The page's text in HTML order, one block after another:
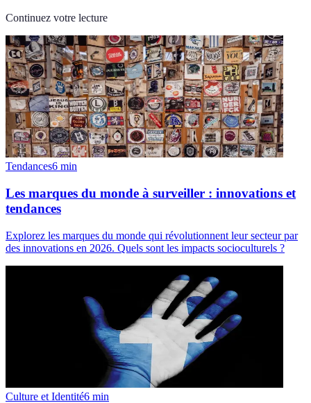
Continuez votre lecture
Tendances6 min
Les marques du monde à surveiller : innovations et
tendances
Explorez les marques du monde qui révolutionnent leur secteur par
des innovations en 2026. Quels sont les impacts socioculturels ?
Culture et Identité6 min